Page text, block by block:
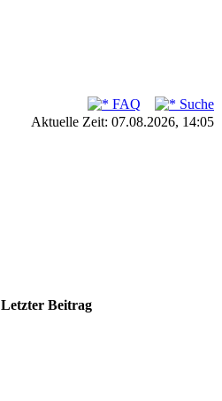
FAQ
Suche
Aktuelle Zeit: 07.08.2026, 14:05
Letzter Beitrag